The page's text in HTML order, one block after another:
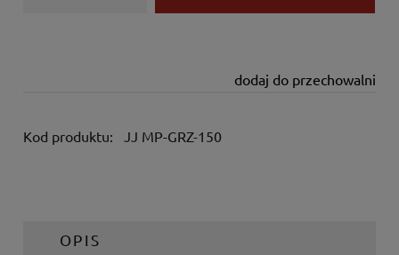
dodaj do przechowalni
Kod produktu: JJ MP-GRZ-150
OPIS